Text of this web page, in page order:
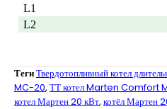
L1
L2
ТегиТвердотопливный котел
MC-20, ТТ котел Marten Comfort
котел Мартен 20 кВт, котёл Мартен